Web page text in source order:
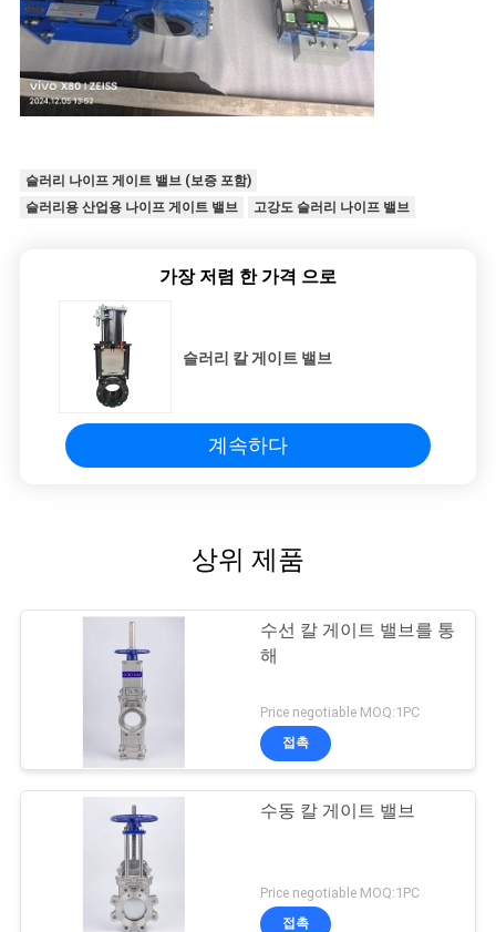
슬러리 나이프 게이트 밸브 (보증 포함)
슬러리용 산업용 나이프 게이트 밸브
고강도 슬러리 나이프 밸브
가장 저렴 한 가격 으로
슬러리 칼 게이트 밸브
계속하다
상위 제품
수선 칼 게이트 밸브를 통
해
Price negotiable MOQ:1PC
접촉
수동 칼 게이트 밸브
Price negotiable MOQ:1PC
접촉